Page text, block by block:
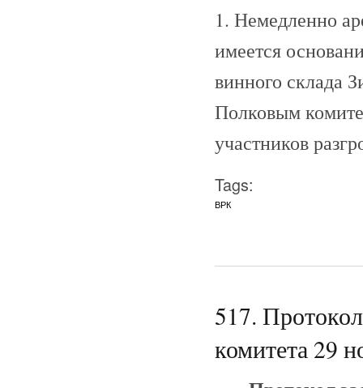
1. Немедленно
имеется
винного склада
Полковым
участников
Tags:
ВРК
517.
комитета 29